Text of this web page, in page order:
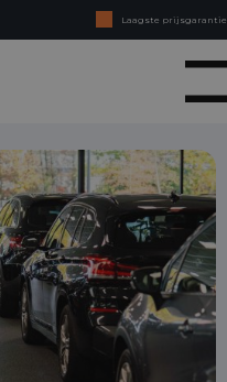
Laagste prijsgarantie
Online kopen, niet goed geld terug
Financial lease - Soepele acceptatie